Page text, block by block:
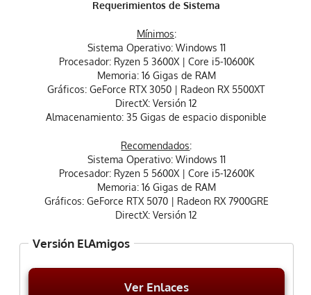
Requerimientos de Sistema
Mínimos:
Sistema Operativo: Windows 11
Procesador: Ryzen 5 3600X | Core i5-10600K
Memoria: 16 Gigas de RAM
Gráficos: GeForce RTX 3050 | Radeon RX 5500XT
DirectX: Versión 12
Almacenamiento: 35 Gigas de espacio disponible
Recomendados:
Sistema Operativo: Windows 11
Procesador: Ryzen 5 5600X | Core i5-12600K
Memoria: 16 Gigas de RAM
Gráficos: GeForce RTX 5070 | Radeon RX 7900GRE
DirectX: Versión 12
Versión ElAmigos
Ver Enlaces